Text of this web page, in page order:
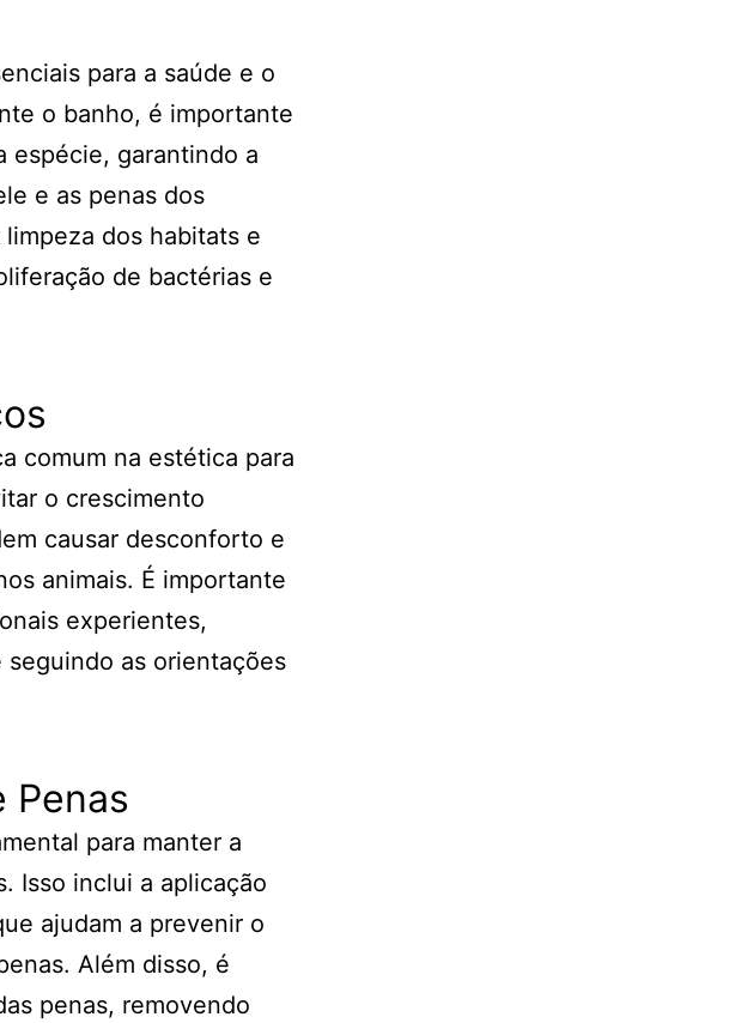
para a saúde e o
o banho, é importante
espécie, garantindo a
e as penas dos
dos habitats e
de bactérias e
comum na estética para
o crescimento
causar desconforto e
animais. É importante
experientes,
as orientações
Penas
para manter a
Isso inclui a aplicação
ajudam a prevenir o
Além disso, é
penas, removendo